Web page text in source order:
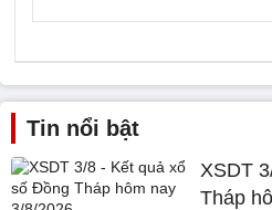
Tin nổi bật
XSDT
Tháp